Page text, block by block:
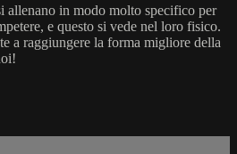
allenano in modo molto specifico per
e questo si vede nel loro fisico.
a raggiungere la forma migliore della